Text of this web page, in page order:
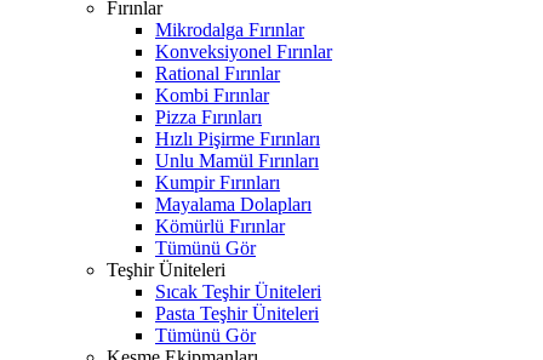
Fırınlar
Mikrodalga Fırınlar
Konveksiyonel Fırınlar
Rational Fırınlar
Kombi Fırınlar
Pizza Fırınları
Hızlı Pişirme Fırınları
Unlu Mamül Fırınları
Kumpir Fırınları
Mayalama Dolapları
Kömürlü Fırınlar
Tümünü Gör
Teşhir Üniteleri
Sıcak Teşhir Üniteleri
Pasta Teşhir Üniteleri
Tümünü Gör